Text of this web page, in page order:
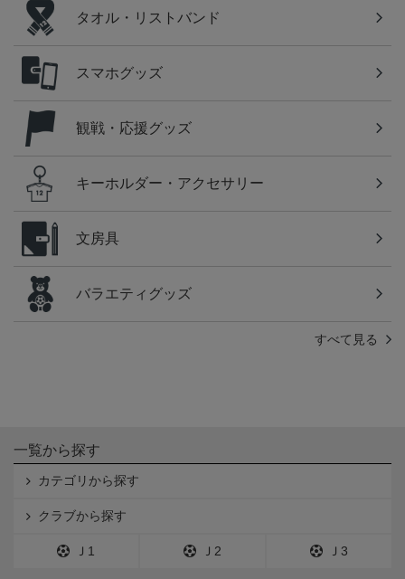
タオル・リストバンド
スマホグッズ
観戦・応援グッズ
キーホルダー・アクセサリー
文房具
バラエティグッズ
すべて見る
一覧から探す
カテゴリから探す
クラブから探す
Ｊ1 Ｊ2 Ｊ3